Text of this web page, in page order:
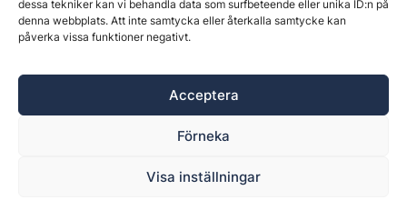
dessa tekniker kan vi behandla data som surfbeteende eller unika ID:n på
denna webbplats. Att inte samtycka eller återkalla samtycke kan
påverka vissa funktioner negativt.
Acceptera
Förneka
Visa inställningar
Östernäsvägen 1, 827 32 Ljusdal, org.nr: 556625-6425 -
Ansvarig utgivare: Henrik Ekberg. Innehållet på denna
webbplats är upphovsrättsligt skyddat. Ange källa vid citering.
Byggvärlden är en del avMarknadsdatagruppen
Policy för datahantering, integritet och cookies